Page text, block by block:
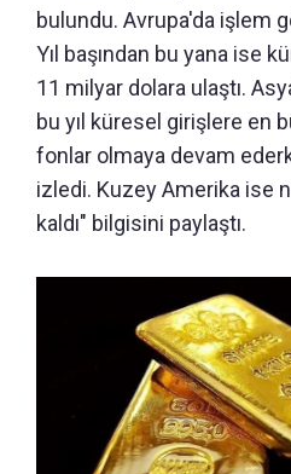
bulundu. Avrupa'da işlem
Yıl başından bu yana ise
11 milyar dolara ulaştı.
bu yıl küresel girişlere en
fonlar olmaya devam
izledi. Kuzey Amerika ise
kaldı" bilgisini paylaştı.